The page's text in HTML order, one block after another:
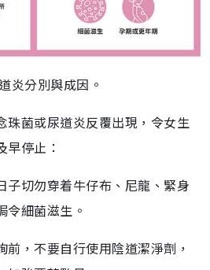
炎分別與成因。
珠菌或尿道炎反覆出現，令女生
早停止：
子切勿穿着牛仔布、尼龍、緊身
令細菌滋生。
，不要自行使用陰道潔淨劑，